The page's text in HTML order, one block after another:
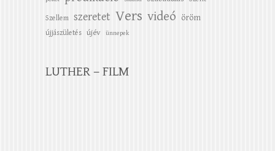
Szellem szeretet Vers videó öröm
újjászületés újév ünnepek
LUTHER – FILM